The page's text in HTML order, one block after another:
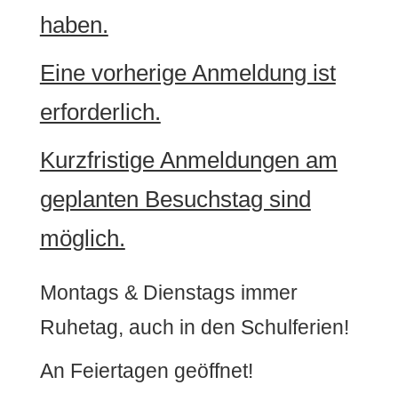
haben.
Eine vorherige Anmeldung ist
erforderlich.
Kurzfristige Anmeldungen am
geplanten Besuchstag sind
möglich.
Montags & Dienstags immer
Ruhetag, auch in den Schulferien!
An Feiertagen geöffnet!